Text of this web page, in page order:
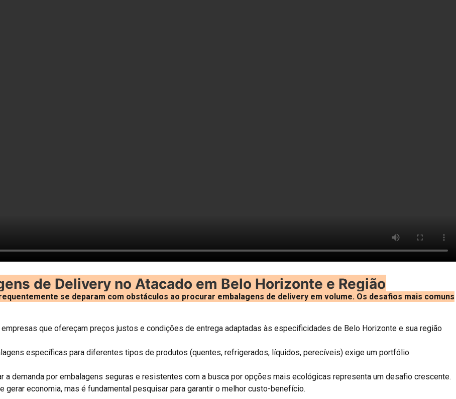
de Delivery no Atacado em Belo Horizonte e Região
se deparam com obstáculos ao procurar embalagens de delivery em volume. Os desafios mais comuns
empresas que ofereçam preços justos e condições de entrega adaptadas às especificidades de Belo Horizonte e sua região
específicas para diferentes tipos de produtos (quentes, refrigerados, líquidos, perecíveis) exige um portfólio
a demanda por embalagens seguras e resistentes com a busca por opções mais ecológicas representa um desafio crescente.
gerar economia, mas é fundamental pesquisar para garantir o melhor custo-benefício.